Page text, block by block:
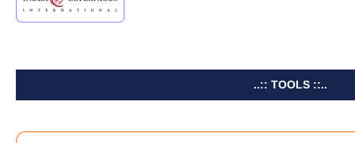
..:: TOOLS ::..